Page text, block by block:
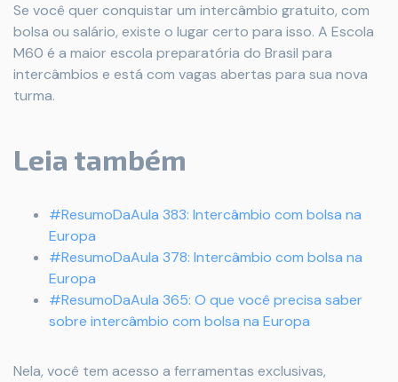
Se você quer conquistar um intercâmbio gratuito, com
bolsa ou salário, existe o lugar certo para isso. A Escola
M60 é a maior escola preparatória do Brasil para
intercâmbios e está com vagas abertas para sua nova
turma.
Leia também
#ResumoDaAula 383: Intercâmbio com bolsa na
Europa
#ResumoDaAula 378: Intercâmbio com bolsa na
Europa
#ResumoDaAula 365: O que você precisa saber
sobre intercâmbio com bolsa na Europa
Nela, você tem acesso a ferramentas exclusivas,